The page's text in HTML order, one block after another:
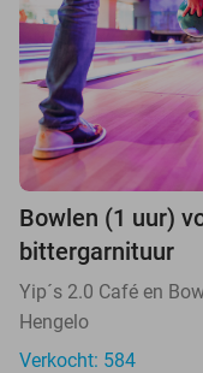
Bowlen (1 uur)
bittergarnituur
Yip´s 2.0 Café en
Hengelo
Verkocht: 584